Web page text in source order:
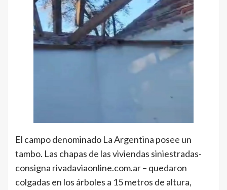
El campo denominado La Argentina posee un
tambo. Las chapas de las viviendas siniestradas-
consigna rivadaviaonline.com.ar – quedaron
colgadas en los árboles a 15 metros de altura,